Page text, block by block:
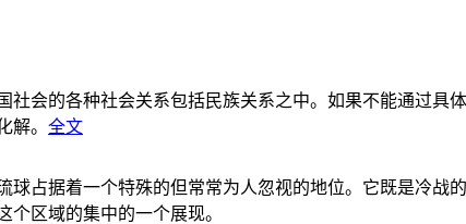
社会的各种社会关系包括民族关系之中。如果不能通过
解。 全文
球占据着一个特殊的但常常为人忽视的地位。它既是冷战
区域的集中的一个展现。